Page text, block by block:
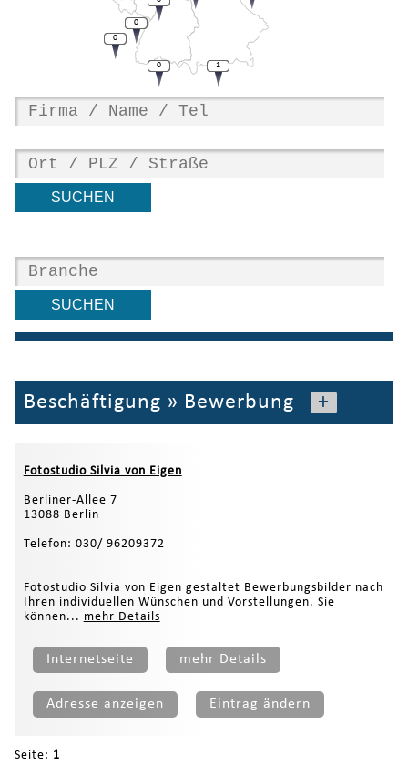
0
0
0 1
Beschäftigung » Bewerbung +
Fotostudio Silvia von Eigen
Berliner-Allee 7
13088 Berlin
Telefon: 030/ 96209372
Fotostudio Silvia von Eigen gestaltet Bewerbungsbilder nach
Ihren individuellen Wünschen und Vorstellungen. Sie
können... mehr Details
Internetseite mehr Details
Adresse anzeigen Eintrag ändern
Seite: 1